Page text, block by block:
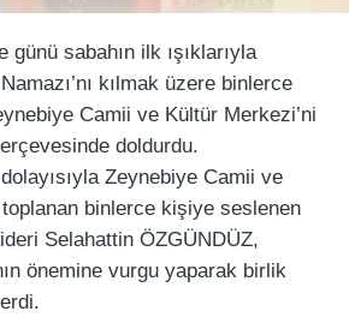
günü sabahın ilk ışıklarıyla
kılmak üzere binlerce
Camii ve Kültür Merkezi’ni
doldurdu.
Zeynebiye Camii ve
toplanan binlerce kişiye seslenen
Selahattin ÖZGÜNDÜZ,
önemine vurgu yaparak birlik